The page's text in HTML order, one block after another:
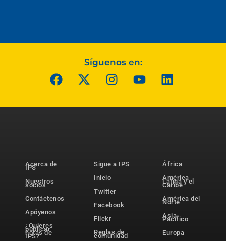
Síguenos en:
Acerca de
IPS
Nuestros
socios
Contáctenos
Apóyenos
¿Quieres
publicar
notas de
IPS?
Sigue a IPS
Inicio
Twitter
Facebook
Flickr
Reglas de
comunidad
África
América
Latina y el
Caribe
América del
Norte
Asia-
Pacífico
Europa